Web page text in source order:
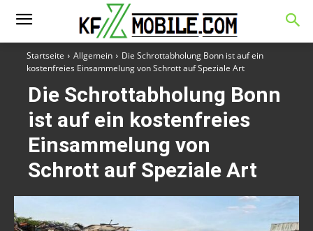
Startseite Allgemein
Die Schrottabholung Bonn ist auf ein
kostenfreies Einsammelung von Schrott auf Speziale Art
Die Schrottabholung Bonn
ist auf ein kostenfreies
Einsammelung von
Schrott auf Speziale Art